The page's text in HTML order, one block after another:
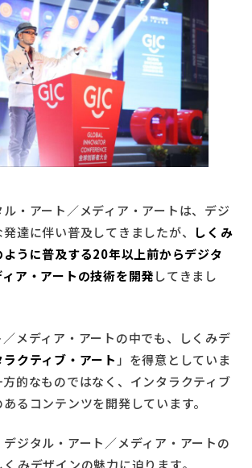
・アート／メディア・アートは、デジ
達に伴い普及してきましたが、
しくみ
うに普及する20年以上前からデジタ
ア・アートの技術を開発してきまし
メディア・アートの中でも、しくみデ
ラクティブ・アート 」を得意としていま
的なものではなく、インタラクティブ
るコンテンツを開発しています。
ジタル・アート／メディア・アートの
みデザインの魅力に迫ります。